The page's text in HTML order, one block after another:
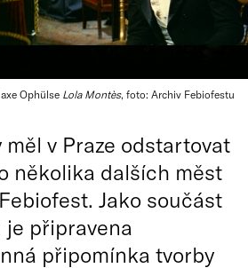
Ophülse Lola Montès, foto: Archiv Febiofestu
měl v Praze odstartovat
několika dalších měst
Jako součást
je připravena
připomínka tvorby